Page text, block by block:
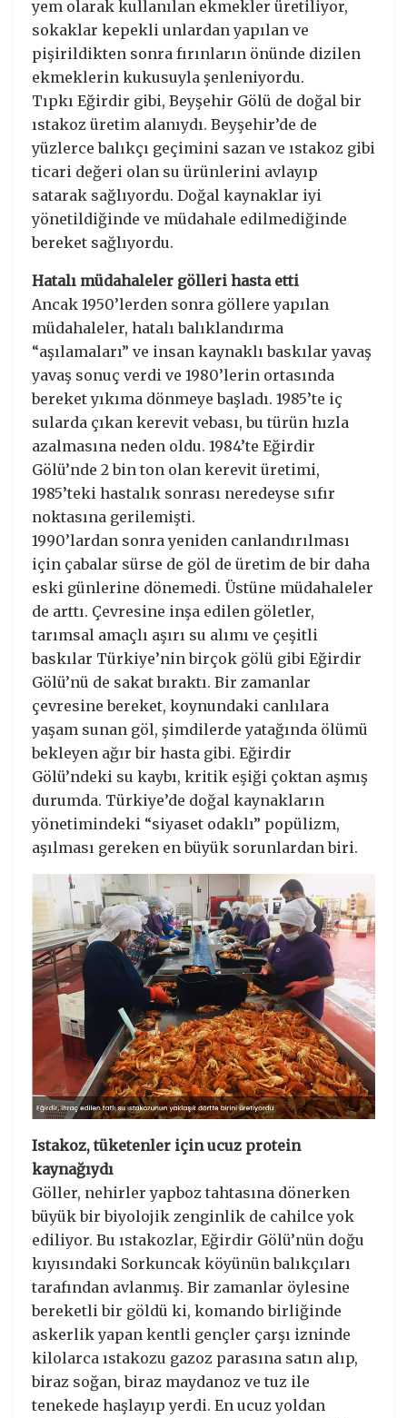
yem olarak kullanılan ekmekler üretiliyor,
sokaklar kepekli unlardan yapılan ve
pişirildikten sonra fırınların önünde dizilen
ekmeklerin kukusuyla şenleniyordu.
Tıpkı Eğirdir gibi, Beyşehir Gölü de doğal bir
ıstakoz üretim alanıydı. Beyşehir’de de
yüzlerce balıkçı geçimini sazan ve ıstakoz gibi
ticari değeri olan su ürünlerini avlayıp
satarak sağlıyordu. Doğal kaynaklar iyi
yönetildiğinde ve müdahale edilmediğinde
bereket sağlıyordu.
Hatalı müdahaleler gölleri hasta etti
Ancak 1950’lerden sonra göllere yapılan
müdahaleler, hatalı balıklandırma
“aşılamaları” ve insan kaynaklı baskılar yavaş
yavaş sonuç verdi ve 1980’lerin ortasında
bereket yıkıma dönmeye başladı. 1985’te iç
sularda çıkan kerevit vebası, bu türün hızla
azalmasına neden oldu. 1984’te Eğirdir
Gölü’nde 2 bin ton olan kerevit üretimi,
1985’teki hastalık sonrası neredeyse sıfır
noktasına gerilemişti.
1990’lardan sonra yeniden canlandırılması
için çabalar sürse de göl de üretim de bir daha
eski günlerine dönemedi. Üstüne müdahaleler
de arttı. Çevresine inşa edilen göletler,
tarımsal amaçlı aşırı su alımı ve çeşitli
baskılar Türkiye’nin birçok gölü gibi Eğirdir
Gölü’nü de sakat bıraktı. Bir zamanlar
çevresine bereket, koynundaki canlılara
yaşam sunan göl, şimdilerde yatağında ölümü
bekleyen ağır bir hasta gibi. Eğirdir
Gölü’ndeki su kaybı, kritik eşiği çoktan aşmış
durumda. Türkiye’de doğal kaynakların
yönetimindeki “siyaset odaklı” popülizm,
aşılması gereken en büyük sorunlardan biri.
Istakoz, tüketenler için ucuz protein
kaynağıydı
Göller, nehirler yapboz tahtasına dönerken
büyük bir biyolojik zenginlik de cahilce yok
ediliyor. Bu ıstakozlar, Eğirdir Gölü’nün doğu
kıyısındaki Sorkuncak köyünün balıkçıları
tarafından avlanmış. Bir zamanlar öylesine
bereketli bir göldü ki, komando birliğinde
askerlik yapan kentli gençler çarşı izninde
kilolarca ıstakozu gazoz parasına satın alıp,
biraz soğan, biraz maydanoz ve tuz ile
tenekede haşlayıp yerdi. En ucuz yoldan